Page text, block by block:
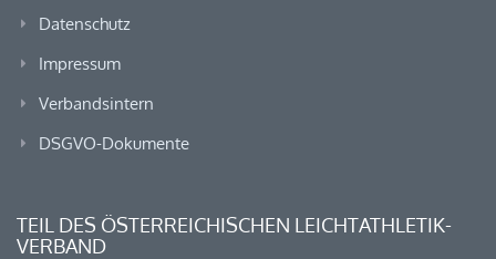
Datenschutz
Impressum
Verbandsintern
DSGVO-Dokumente
TEIL DES ÖSTERREICHISCHEN LEICHTATHLETIK-
VERBAND